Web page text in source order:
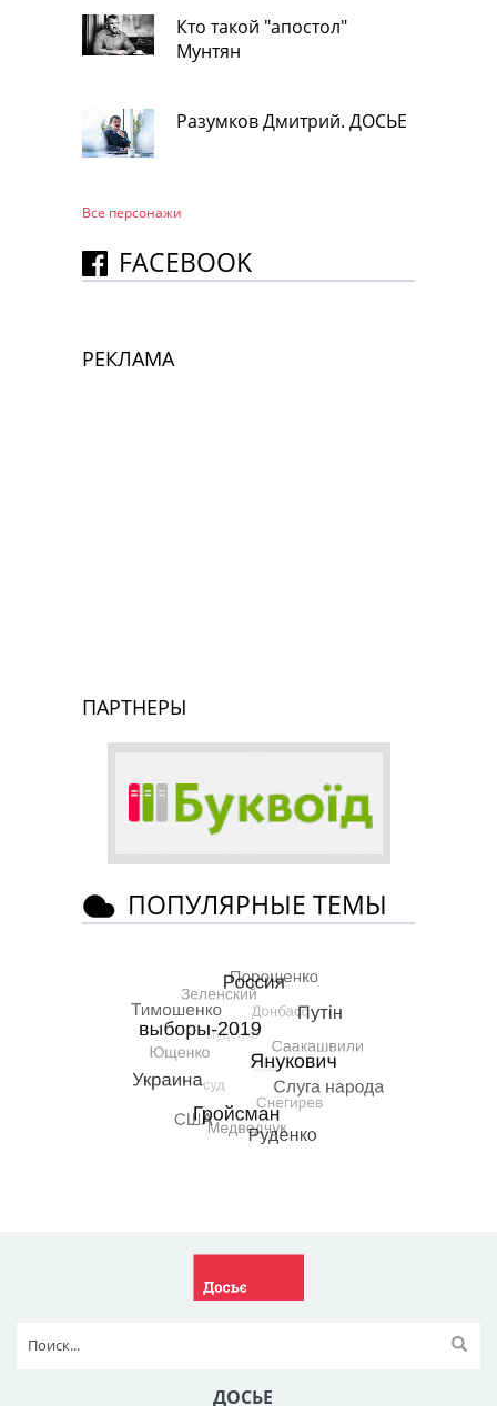
Кто такой "апостол"
Мунтян
Разумков Дмитрий. ДОСЬЕ
Все персонажи
FACEBOOK
РЕКЛАМА
ПАРТНЕРЫ
ПОПУЛЯРНЫЕ ТЕМЫ
ДОСЬЕ